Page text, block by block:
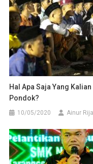
Hal Apa Saja Yang
Pondok?
10/05/2020 Ainur Rijal